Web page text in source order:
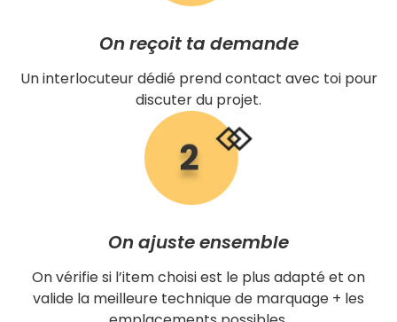
On reçoit ta demande
Un interlocuteur dédié prend contact avec toi pour
discuter du projet.
On ajuste ensemble
On vérifie si l’item choisi est le plus adapté et on
valide la meilleure technique de marquage + les